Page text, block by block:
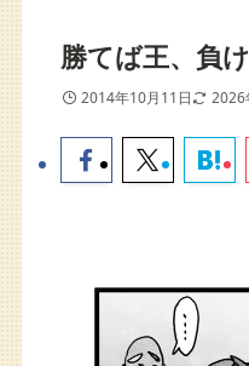
勝てば王、負
2014年10月11日 2026